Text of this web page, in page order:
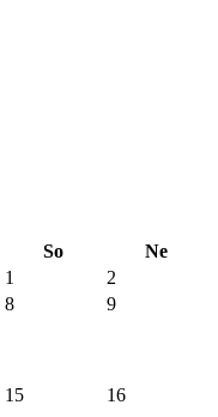
So
Ne
1
2
8 9
15 16